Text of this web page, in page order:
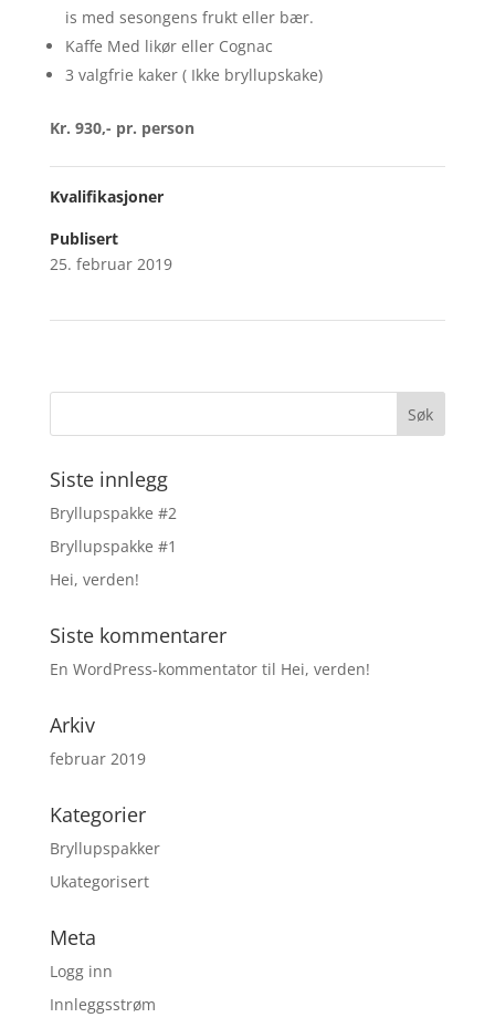
is med sesongens frukt eller bær.
Kaffe Med likør eller Cognac
3 valgfrie kaker ( Ikke bryllupskake)
Kr. 930,- pr. person
Kvalifikasjoner
Publisert
25. februar 2019
Siste innlegg
Bryllupspakke #2
Bryllupspakke #1
Hei, verden!
Siste kommentarer
En WordPress-kommentatortil Hei, verden!
Arkiv
februar 2019
Kategorier
Bryllupspakker
Ukategorisert
Meta
Logg inn
Innleggsstrøm